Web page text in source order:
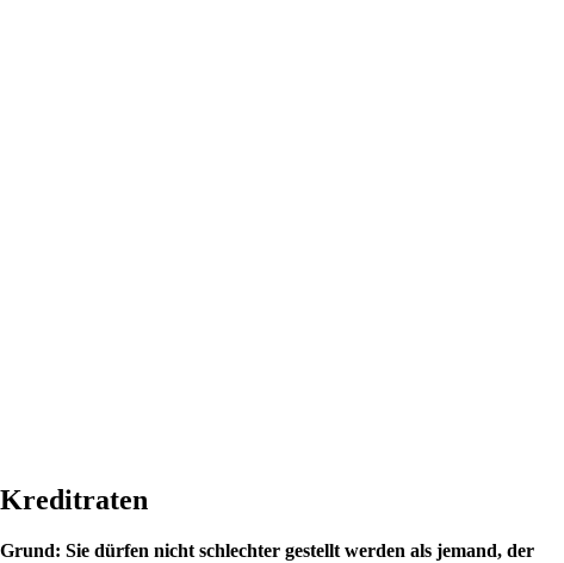
Sie dürfen nicht schlechter gestellt werden als jemand, der